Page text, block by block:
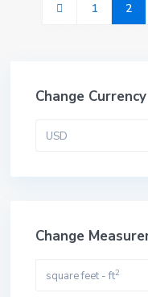
1 2
Change Currency
USD
Change
square feet - ft2